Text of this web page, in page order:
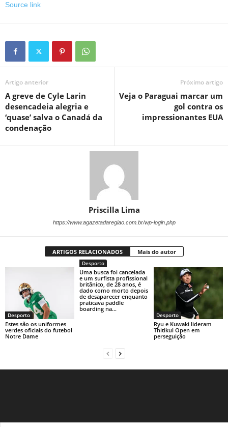
Source link
Artigo anterior
A greve de Cyle Larin
desencadeia alegria e
‘quase’ salva o Canadá da
condenação
Próximo artigo
Veja o Paraguai marcar um
gol contra os
impressionantes EUA
Priscilla Lima
https://www.agazetadaregiao.com.br/wp-login.php
ARTIGOS RELACIONADOS Mais do autor
Desporto
Estes são os uniformes
verdes oficiais do futebol
Notre Dame
Desporto
Uma busca foi cancelada
e um surfista profissional
britânico, de 28 anos, é
dado como morto depois
de desaparecer enquanto
praticava paddle
boarding na...
Desporto
Ryu e Kuwaki lideram
Thitikul Open em
perseguição